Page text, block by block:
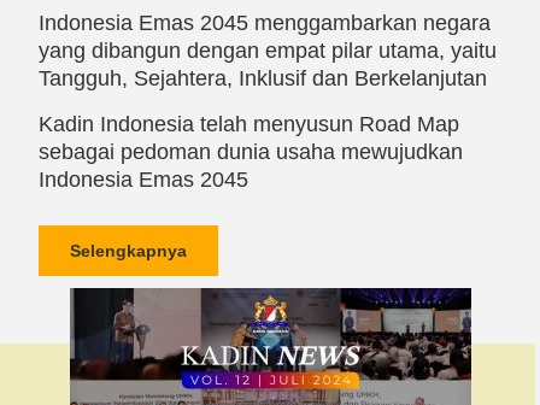
Indonesia Emas 2045 menggambarkan negara
yang dibangun dengan empat pilar utama, yaitu
Tangguh, Sejahtera, Inklusif dan Berkelanjutan
Kadin Indonesia telah menyusun Road Map
sebagai pedoman dunia usaha mewujudkan
Indonesia Emas 2045
Selengkapnya